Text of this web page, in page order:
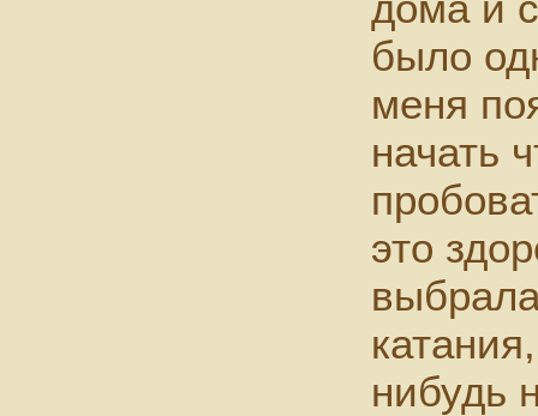
было
меня
начать
это
нибудь